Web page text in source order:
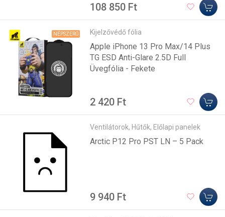
108 850 Ft
NÉPSZERŰ Kijelzővédő fólia
Apple iPhone 13 Pro Max/14 Plus
TG ESD Anti-Glare 2.5D Full
Üvegfólia - Fekete
2 420 Ft
Ventilátorok, Hűtők, Előlapi panelek
Arctic P12 Pro PST LN – 5 Pack
9 940 Ft